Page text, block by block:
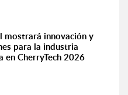
mostrará innovación y
para la industria
en CherryTech 2026